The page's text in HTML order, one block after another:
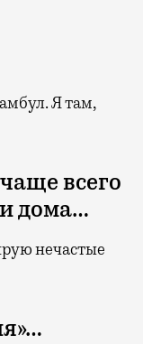
Я там,
всего
дома…
нечастые